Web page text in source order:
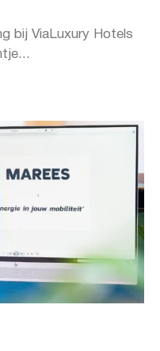
bij ViaLuxury Hotels